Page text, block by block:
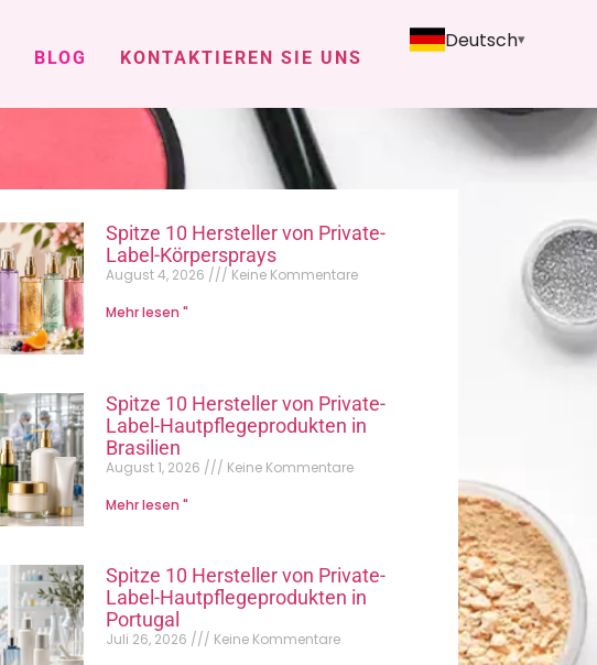
BLOG KONTAKTIEREN SIE UNS
Deutsch
Spitze 10 Hersteller von Private-
Label-Körpersprays
August 4, 2026
Keine Kommentare
Mehr lesen "
Spitze 10 Hersteller von Private-
Label-Hautpflegeprodukten in
Brasilien
August 1, 2026
Keine Kommentare
Mehr lesen "
Spitze 10 Hersteller von Private-
Label-Hautpflegeprodukten in
Portugal
Juli 26, 2026
Keine Kommentare